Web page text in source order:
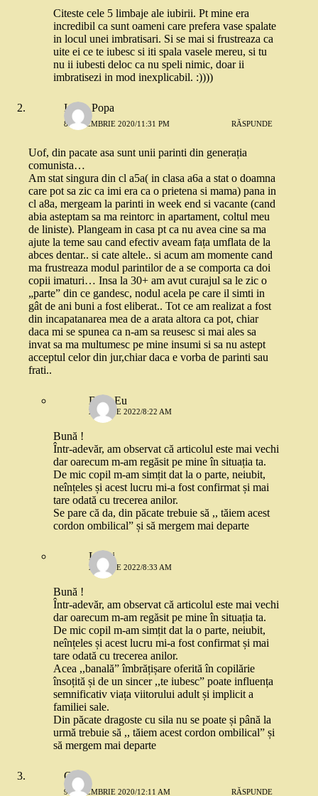
Citeste cele 5 limbaje ale iubirii. Pt mine era
incredibil ca sunt oameni care prefera vase spalate
in locul unei imbratisari. Si se mai si frustreaza ca
uite ei ce te iubesc si iti spala vasele mereu, si tu
nu ii iubesti deloc ca nu speli nimic, doar ii
imbratisezi in mod inexplicabil. :))))
Ioana Popa
8 DECEMBRIE 2020/11:31 PM RĂSPUNDE
Uof, din pacate asa sunt unii parinti din generația
comunista…
Am stat singura din cl a5a( in clasa a6a a stat o doamna
care pot sa zic ca imi era ca o prietena si mama) pana in
cl a8a, mergeam la parinti in week end si vacante (cand
abia asteptam sa ma reintorc in apartament, coltul meu
de liniste). Plangeam in casa pt ca nu avea cine sa ma
ajute la teme sau cand efectiv aveam fața umflata de la
abces dentar.. si cate altele.. si acum am momente cand
ma frustreaza modul parintilor de a se comporta ca doi
copii imaturi… Insa la 30+ am avut curajul sa le zic o
„parte” din ce gandesc, nodul acela pe care il simti in
gât de ani buni a fost eliberat.. Tot ce am realizat a fost
din incapatanarea mea de a arata altora ca pot, chiar
daca mi se spunea ca n-am sa reusesc si mai ales sa
invat sa ma multumesc pe mine insumi si sa nu astept
acceptul celor din jur,chiar daca e vorba de parinti sau
frati..
Doar Eu
21 IUNIE 2022/8:22 AM
Bună !
Într-adevăr, am observat că articolul este mai vechi
dar oarecum m-am regăsit pe mine în situația ta.
De mic copil m-am simțit dat la o parte, neiubit,
neînțeles și acest lucru mi-a fost confirmat și mai
tare odată cu trecerea anilor.
Se pare că da, din păcate trebuie să ,, tăiem acest
cordon ombilical” și să mergem mai departe
Lenoi
21 IUNIE 2022/8:33 AM
Bună !
Într-adevăr, am observat că articolul este mai vechi
dar oarecum m-am regăsit pe mine în situația ta.
De mic copil m-am simțit dat la o parte, neiubit,
neînțeles și acest lucru mi-a fost confirmat și mai
tare odată cu trecerea anilor.
Acea ,,banală” îmbrățișare oferită în copilărie
însoțită și de un sincer ,,te iubesc” poate influența
semnificativ viața viitorului adult și implicit a
familiei sale.
Din păcate dragoste cu sila nu se poate și până la
urmă trebuie să ,, tăiem acest cordon ombilical” și
să mergem mai departe
Geo
9 DECEMBRIE 2020/12:11 AM RĂSPUNDE